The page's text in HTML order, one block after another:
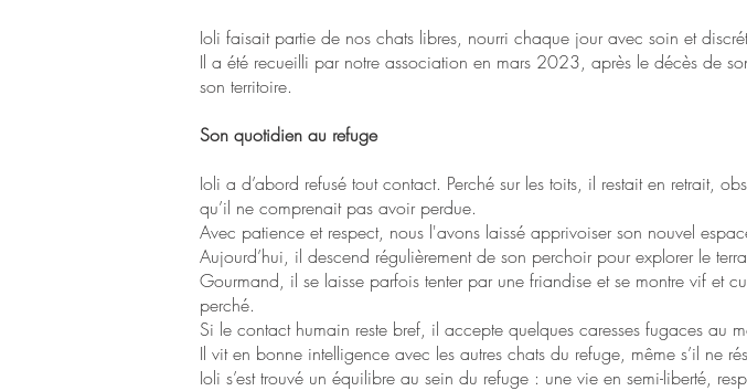
Ioli faisait partie de nos chats libres, nourri chaque jour avec soin et
Il a été recueilli par notre association en mars 2023, après le décès de
son territoire.
Son quotidien au refuge
Ioli a d’abord refusé tout contact. Perché sur les toits, il restait en retrait,
qu’il ne comprenait pas avoir perdue.
Avec patience et respect, nous l'avons laissé apprivoiser son nouvel
Aujourd’hui, il descend régulièrement de son perchoir pour explorer le
Gourmand, il se laisse parfois tenter par une friandise et se montre vif et
perché.
Si le contact humain reste bref, il accepte quelques caresses fugaces au
Il vit en bonne intelligence avec les autres chats du refuge, même s’il ne
Ioli s’est trouvé un équilibre au sein du refuge : une vie en semi-liberté,